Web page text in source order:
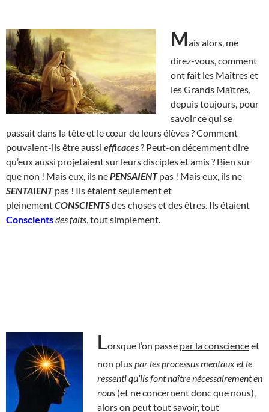
Mais alors, me
direz-vous, comment
ont fait les Maîtres et
les Grands Maîtres,
depuis toujours, pour
savoir ce qui se
passait dans la tête et le cœur de leurs élèves ? Comment
pouvaient-ils être aussi efficaces? Peut-on décemment dire
qu’eux aussi projetaient sur leurs disciples et amis ? Bien sur
que non ! Mais eux, ils ne PENSAIENTpas ! Mais eux, ils ne
SENTAIENTpas ! Ils étaient seulement et
pleinementCONSCIENTSdes choses et des êtres. Ils étaient
Conscientsdes faits , tout simplement.
Lorsque l’on passe par la conscienceet
non pluspar les processus mentaux et le
ressenti qu’ils font naître nécessairement en
nous (et ne concernent donc que nous),
alors on peut tout savoir, tout